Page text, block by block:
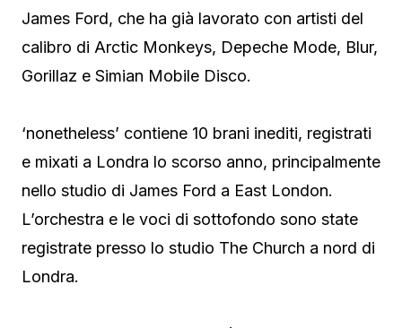
James Ford, che ha già lavorato con artisti del
calibro di Arctic Monkeys, Depeche Mode, Blur,
Gorillaz e Simian Mobile Disco.
‘nonetheless’ contiene 10 brani inediti, registrati
e mixati a Londra lo scorso anno, principalmente
nello studio di James Ford a East London.
L’orchestra e le voci di sottofondo sono state
registrate presso lo studio The Church a nord di
Londra.